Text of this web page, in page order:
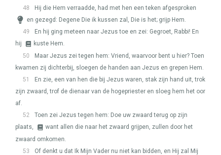
48
Hij die Hem verraadde, had met hen een teken afgesproken
en gezegd: Degene Die ik kussen zal, Die is het; grijp Hem.
49
En hij ging meteen naar Jezus toe en zei: Gegroet, Rabbi! En
hij
kuste Hem.
50
Maar Jezus zei tegen hem: Vriend, waarvoor bent u hier? Toen
kwamen zij dichterbij, sloegen de handen aan Jezus en grepen Hem.
51
En zie, een van hen die bij Jezus waren, stak zijn hand uit, trok
zijn zwaard, trof de dienaar van de hogepriester en sloeg hem het oor
af.
52
Toen zei Jezus tegen hem: Doe uw zwaard terug op zijn
plaats,
want allen die naar het zwaard grijpen, zullen door het
zwaard omkomen.
53
Of denkt u dat Ik Mijn Vader nu niet kan bidden, en Hij zal Mij